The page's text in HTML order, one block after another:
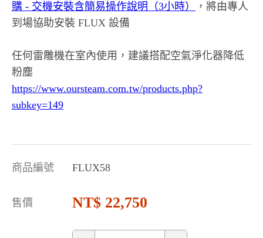
購 - 交機安裝含簡易操作說明（3小時）
，將由專人
到場協助安裝 FLUX 設備
任何雷雕機在室內使用，建議搭配空氣淨化器降低
粉塵
https://www.oursteam.com.tw/products.php?
subkey=149
商品編號 FLUX58
售價 22,750